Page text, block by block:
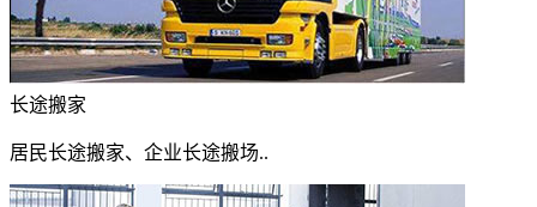
长途搬家
居民长途搬家、企业长途搬场..